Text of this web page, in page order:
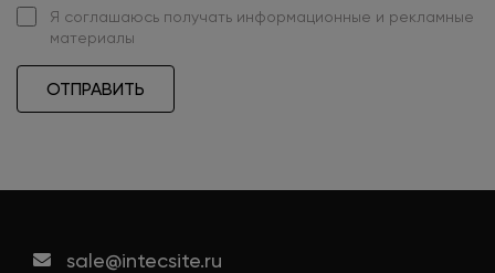
Я соглашаюсь получать информационные и рекламные
материалы
ОТПРАВИТЬ
sale@intecsite.ru